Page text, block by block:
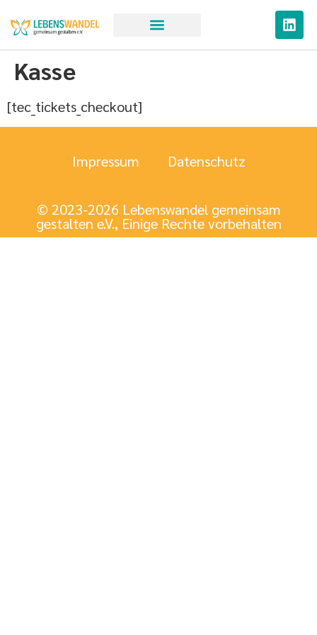
Kasse
[tec_tickets_checkout]
Impressum Datenschutz
© 2023-2026 Lebenswandel gemeinsam
gestalten e.V., Einige Rechte vorbehalten